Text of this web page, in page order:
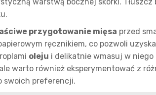
przygotowanie mięsa przed
ręcznikiem, co pozwoli
oleju i delikatnie wmasuj w niego
warto również eksperymentować z
swoich preferencji.